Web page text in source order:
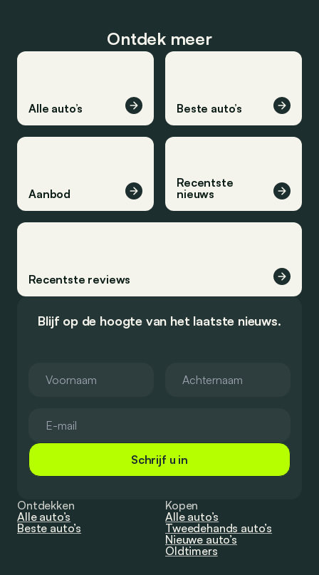
Ontdek meer
Alle auto’s Beste auto’s
Aanbod
Recentste
nieuws
Recentste reviews
Blijf op de hoogte van het laatste nieuws.
Schrijf u in
Ontdekken
Alle auto’s
Beste auto’s
Kopen
Alle auto’s
Tweedehands auto’s
Nieuwe auto’s
Oldtimers